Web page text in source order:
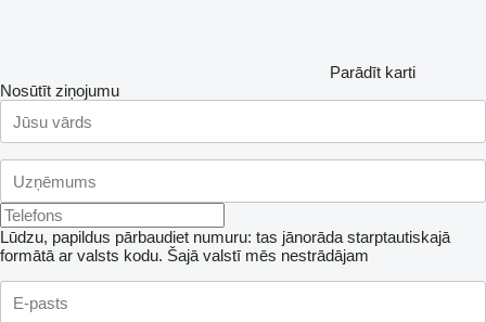
Parādīt karti
Nosūtīt ziņojumu
Lūdzu, papildus pārbaudiet numuru: tas jānorāda starptautiskajā
formātā ar valsts kodu. Šajā valstī mēs nestrādājam